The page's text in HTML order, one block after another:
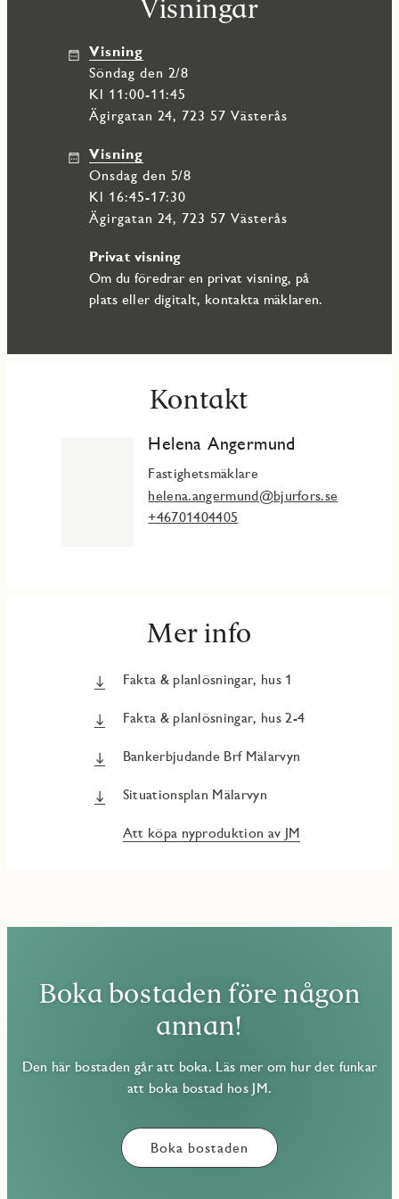
kommod gör det lätt att hålla ordning. Ovanför kommoden
sitter en spegel med LED-belysning.
Bostadsrättsföreningen har en gemensam trivsam innergård
där du kan njuta av trevlig samvaro och många soltimmar. I
källaren finns tillhörande förråd till varje lägenhet. Dessutom
gemensamt garage, med vanliga platser och platser med
laddbox för elbil. TV & bredband via Telia Triple play, värme
Visningar
Visning
söndag den 2/8
Kl 11:00-11:45
Ägirgatan 24, 723 57 Västerås
Visning
onsdag den 5/8
Kl 16:45-17:30
Ägirgatan 24, 723 57 Västerås
Privat visning
Om du föredrar en privat visning, på
plats eller digitalt, kontakta mäklaren.
Kontakt
Helena Angermund
Fastighetsmäklare
helena.angermund@bjurfors.se
+46701404405
Mer info
Fakta & planlösningar, hus 1
Fakta & planlösningar, hus 2-4
Bankerbjudande Brf Mälarvyn
Situationsplan Mälarvyn
Att köpa nyproduktion av JM
Boka bostaden före någon
annan!
Den här bostaden går att boka. Läs mer om hur det funkar
att boka bostad hos JM.
Boka bostaden